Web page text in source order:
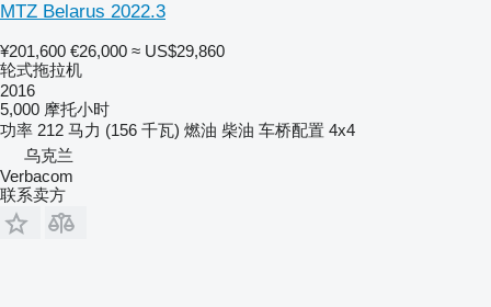
MTZ Belarus 2022.3
¥201,600 €26,000 ≈ US$29,860
轮式拖拉机
2016
5,000 摩托小时
功率 212 马力 (156 千瓦) 燃油 柴油 车桥配置 4x4
乌克兰
Verbacom
联系卖方